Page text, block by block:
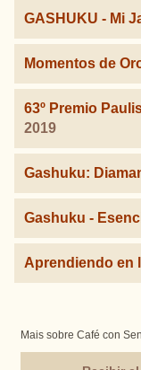
GASHUKU - Mi
Momentos de
63º Premio
2019
Gashuku:
Gashuku -
Aprendiendo en
Mais sobre Café con